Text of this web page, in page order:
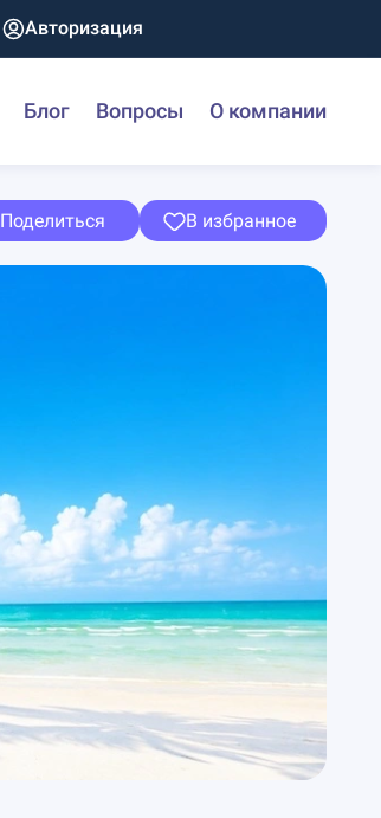
Авторизация
Блог Вопросы О компании
Поделиться В избранное